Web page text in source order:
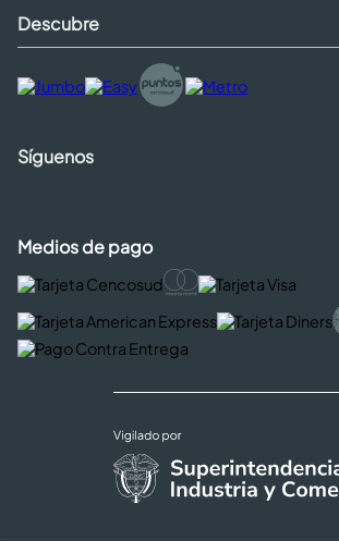
Descubre
Síguenos
Medios de pago